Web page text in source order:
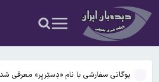
چه افرادی معاف هستند؟
آتش‌سوزی مرگبار در مجتمع تجاری
دانشمندان راز آبشار خونین جنوبگان را